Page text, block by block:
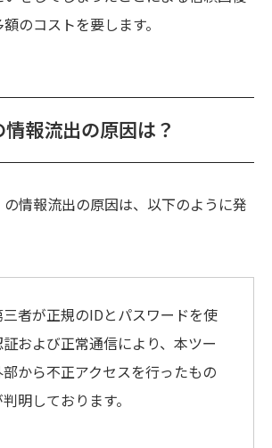
のコストを要します。
情報流出の原因は？
情報流出の原因は、以下のように発
者が正規のIDとパスワードを使
および正常通信により、本ツー
から不正アクセスを行ったもの
明しております。